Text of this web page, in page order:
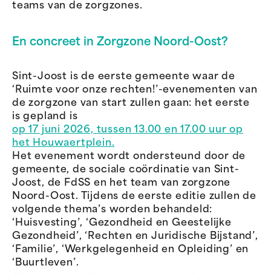
teams van de zorgzones.
En concreet in Zorgzone Noord-Oost?
Sint-Joost is de eerste gemeente waar de
‘Ruimte voor onze rechten!’-evenementen van
de zorgzone van start zullen gaan: het eerste
is gepland is
op 17 juni 2026, tussen 13.00 en 17.00 uur op
het Houwaertplein.
Het evenement wordt ondersteund door de
gemeente, de sociale coördinatie van Sint-
Joost, de FdSS en het team van zorgzone
Noord-Oost. Tijdens de eerste editie zullen de
volgende thema’s worden behandeld:
‘Huisvesting’, ‘Gezondheid en Geestelijke
Gezondheid’, ‘Rechten en Juridische Bijstand’,
‘Familie’, ‘Werkgelegenheid en Opleiding’ en
‘Buurtleven’.